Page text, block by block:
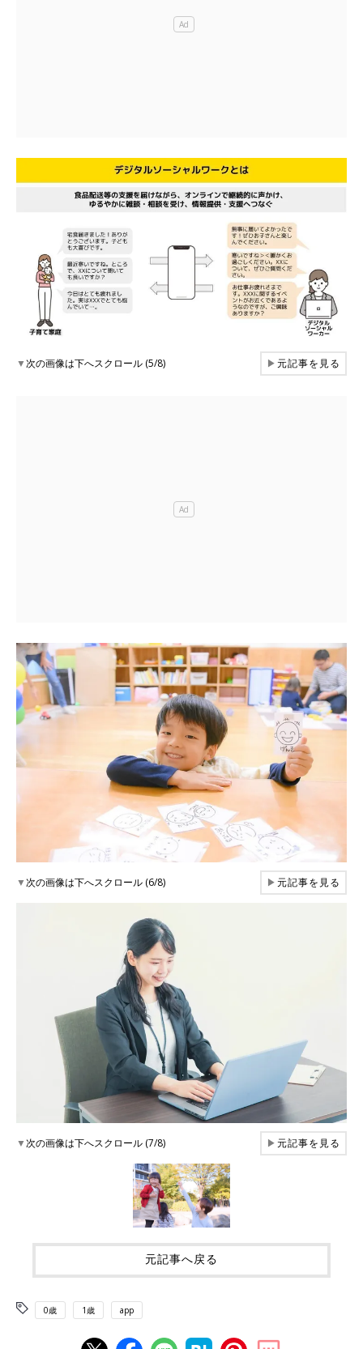
▼次の画像は下へスクロール (5/8) ▶元記事を見る
▼次の画像は下へスクロール (6/8) ▶元記事を見る
▼次の画像は下へスクロール (7/8) ▶元記事を見る
元記事へ戻る
0歳 1歳 app